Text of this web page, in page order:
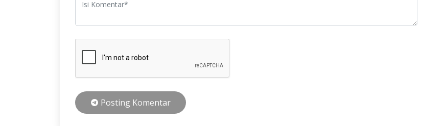
Posting Komentar